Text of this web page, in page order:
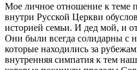
Мое личное отношение к теме
внутри Русской Церкви
историей семьи. И дед мой, и
Они были всегда солидарны с
которые находились за
внутренняя симпатия к тем